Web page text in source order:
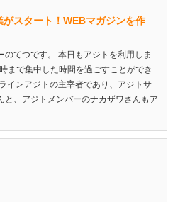
スタート！WEBマガジンを作
のてつです。 本日もアジトを利用しま
まで集中した時間を過ごすことができ
インアジトの主宰者であり、アジトサ
と、アジトメンバーのナカザワさんもア